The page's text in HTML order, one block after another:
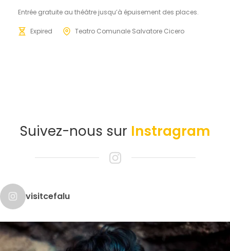
Entrée gratuite au théâtre jusqu’à épuisement des places.
Expired Teatro Comunale Salvatore Cicero
Suivez-nous sur Instragram
visitcefalu